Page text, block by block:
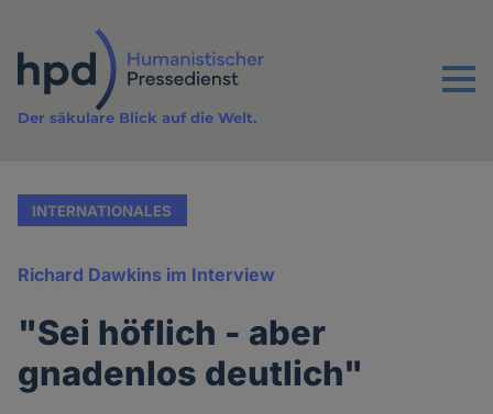
Inhalt
Menu
Der säkulare Blick auf die Welt.
INTERNATIONALES
Richard Dawkins im Interview
"Sei höflich - aber
gnadenlos deutlich"